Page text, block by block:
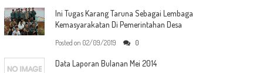
Ini Tugas Karang Taruna Sebagai Lembaga
Kemasyarakatan Di Pemerintahan Desa
Posted on 02/09/2019 0
Data Laporan Bulanan Mei 2014